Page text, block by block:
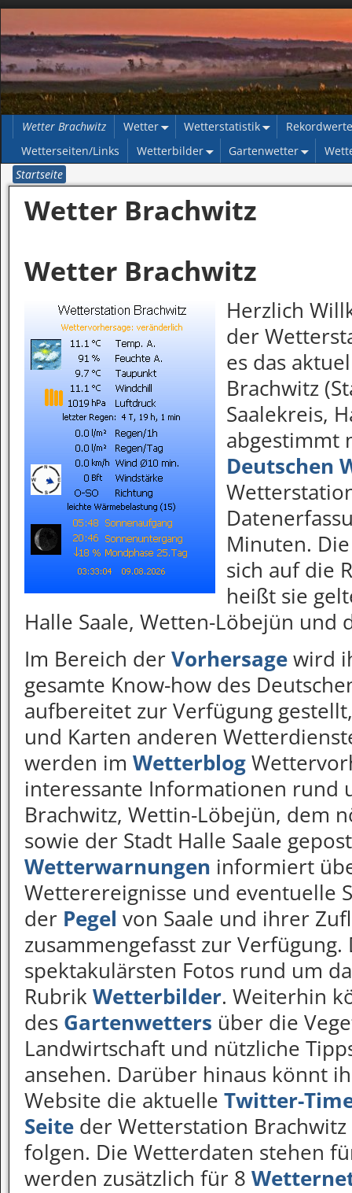
Wetter Brachwitz Wetter Wetterstatistik
Rekordwerte
Wetterseiten/Links
Wetterbilder Gartenwetter
Startseite
Wetter Brachwitz
Wetter Brachwitz
Herzlich
der
es das
Brachwitz
Saalekreis,
abgestimmt
Deutschen
Minuten.
sich auf die
heißt sie
Halle Saale, Wetten-Löbejün und
Im Bereich derVorhersage wird
gesamte Know-how des
aufbereitet zur Verfügung
und Karten anderen
werden imWetterblog
interessante Informationen rund
Brachwitz, Wettin-Löbejün, dem
sowie der Stadt Halle Saale
Wetterwarnungen informiert
Wetterereignisse und eventuelle
der Pegel von Saale und ihrer
zusammengefasst zur
spektakulärsten Fotos rund um
RubrikWetterbilder. Weiterhin
des Gartenwetters über die
Landwirtschaft und nützliche
ansehen. Darüber hinaus könnt
Website die aktuelleTwitter-
Seite der Wetterstation
folgen. Die Wetterdaten stehen
werden zusätzlich für 8